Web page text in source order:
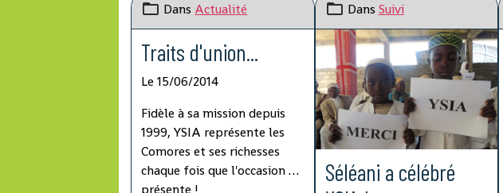
Dans Actualité
Traits d'union...
Le 15/06/2014
Fidèle à sa mission depuis
1999, YSIA représente les
Comores et ses richesses
chaque fois que l'occasion se
présente !
Dans Suivi
Séléani a célébré